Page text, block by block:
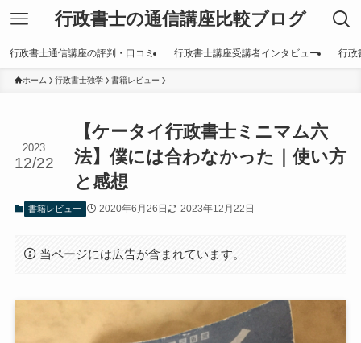
行政書士の通信講座比較ブログ
行政書士通信講座の評判・口コミ 行政書士講座受講者インタビュー 行政
ホーム 行政書士独学 書籍レビュー
【ケータイ行政書士ミニマム六
法】僕には合わなかった｜使い方
と感想
2023
12/22
書籍レビュー 2020年6月26日 2023年12月22日
当ページには広告が含まれています。